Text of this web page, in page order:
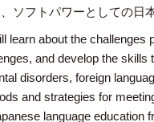
ソフトパワーとしての日
learn about the
and develop the
disorders, foreign
and strategies for
language education